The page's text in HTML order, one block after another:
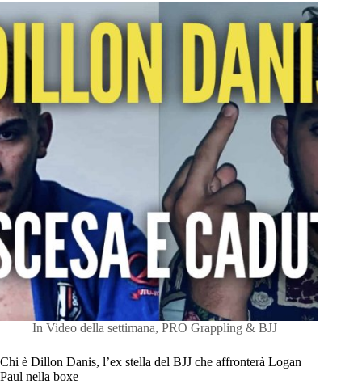
In Video della settimana,PRO Grappling & BJJ
Chi è Dillon Danis, l’ex stella del BJJ che affronterà Logan
Paul nella boxe